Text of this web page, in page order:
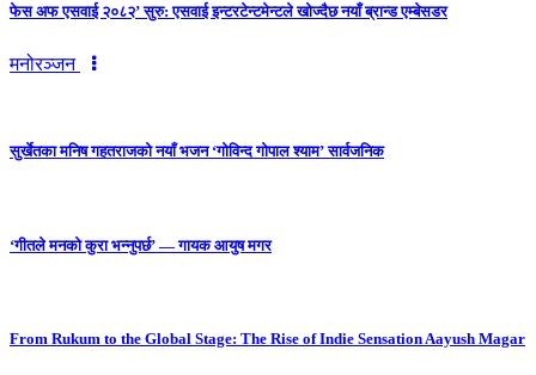
फेस अफ एसवाई २०८२’ सुरु: एसवाई इन्टरटेन्टमेन्टले खोज्दैछ नयाँ ब्रान्ड एम्बेसडर
मनोरञ्जन
सुर्खेतका मनिष गहतराजको नयाँ भजन ‘गोविन्द गोपाल श्याम’ सार्वजनिक
‘गीतले मनको कुरा भन्नुपर्छ’ — गायक आयुष मगर
From Rukum to the Global Stage: The Rise of Indie Sensation Aayush Magar